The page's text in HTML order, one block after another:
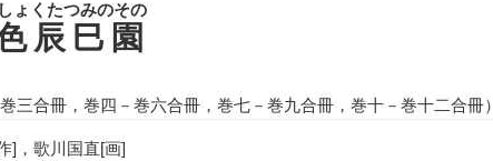
辰巳園
ょくたつみのその
三合冊，巻四－巻六合冊，巻七－巻九合冊，巻十－巻十二合冊）
]，歌川国直[画]